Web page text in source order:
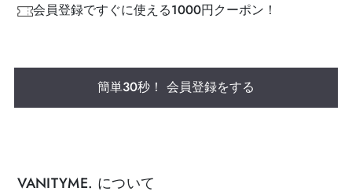
会員登録ですぐに使える1000円クーポン！
簡単30秒！ 会員登録をする
VANITYME. について